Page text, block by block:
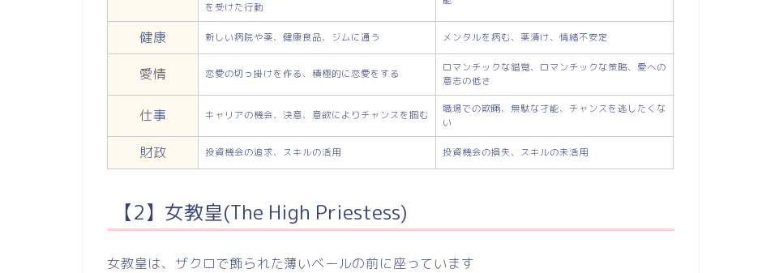
を受けた行動
健康 新しい病院や薬、健康食品、ジムに通う メンタルを病む、薬漬け、情緒不安定
愛情 恋愛の切っ掛けを作る、積極的に恋愛をする
ロマンチックな錯覚、ロマンチックな策略、愛への
意志の低さ
仕事 キャリアの機会、決意、意欲によりチャンスを掴む
職場での欺瞞、無駄な才能、チャンスを逃したくな
い
財政 投資機会の追求、スキルの活用 投資機会の損失、スキルの未活用
【2】女教皇(The High Priestess)
女教皇は、ザクロで飾られた薄いベールの前に座っています